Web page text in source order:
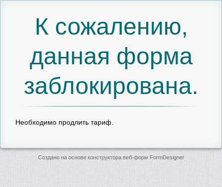
К сожалению,
данная форма
заблокирована.
Необходимо продлить тариф.
Создано на основе конструктора веб-форм FormDesigner